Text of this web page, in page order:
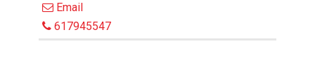
Email
617945547